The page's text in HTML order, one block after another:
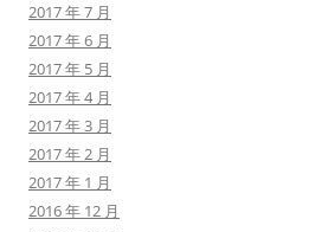
2017 年 7 月
2017 年 6 月
2017 年 5 月
2017 年 4 月
2017 年 3 月
2017 年 2 月
2017 年 1 月
2016 年 12 月